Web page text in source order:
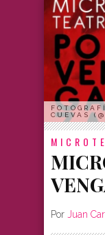
CUEVAS
Por Juan